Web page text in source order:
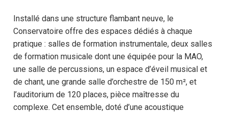
Installé dans une structure flambant neuve, le
Conservatoire offre des espaces dédiés à chaque
pratique : salles de formation instrumentale, deux salles
de formation musicale dont une équipée pour la MAO,
une salle de percussions, un espace d’éveil musical et
de chant, une grande salle d’orchestre de 150 m², et
l’auditorium de 120 places, pièce maîtresse du
complexe. Cet ensemble, doté d’une acoustique